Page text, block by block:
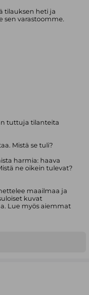
tuttuja tilanteita
Mistä se tuli?
harmia: haava
ne oikein tulevat?
maailmaa ja
kuvat
Lue myös aiemmat
tilauksen heti ja
varastoomme.